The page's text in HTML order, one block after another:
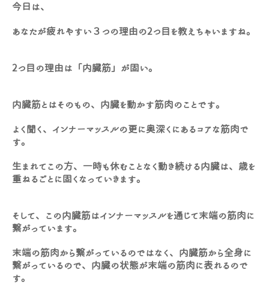
今日は、
あなたが疲れやすい３つの理由の2つ目を教えちゃいますね。
2つ目の理由は「内臓筋」が固い。
内臓筋とはそのもの、内臓を動かす筋肉のことです。
よく聞く、インナーマッスルの更に奥深くにあるコアな筋肉で
す。
生まれてこの方、一時も休むことなく動き続ける内臓は、歳を
重ねるごとに固くなっていきます。
そして、この内臓筋はインナーマッスルを通じて末端の筋肉に
繋がっています。
末端の筋肉から繋がっているのではなく、内臓筋から全身に
繋がっているので、内臓の状態が末端の筋肉に表れるので
す。